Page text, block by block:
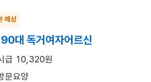
예상
대 독거여자어르신
급 10,320원
문요양